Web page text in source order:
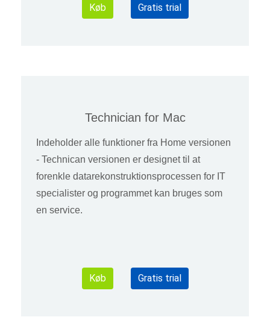
Køb Gratis trial
Technician for Mac
Indeholder alle funktioner fra Home versionen
- Technican versionen er designet til at
forenkle datarekonstruktionsprocessen for IT
specialister og programmet kan bruges som
en service.
Køb Gratis trial